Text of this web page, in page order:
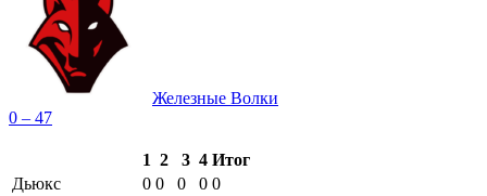
Железные Волки
0 – 47
1 2 3 4 Итог
Дьюкс
0 0 0 0 0